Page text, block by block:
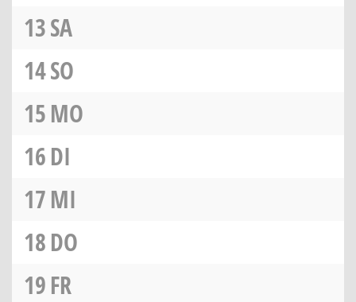
13SA
14SO
15MO
16DI
17MI
18DO
19FR